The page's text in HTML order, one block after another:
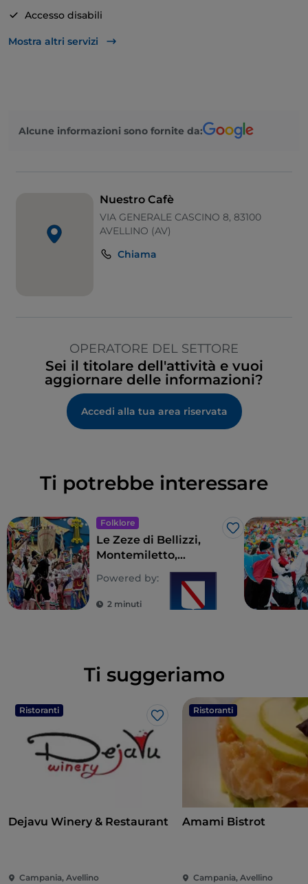
Accesso disabili
Apple Pay
Mostra altri servizi
Alcune informazioni sono fornite da:
Nuestro Cafè
VIA GENERALE CASCINO 8, 83100
AVELLINO (AV)
Chiama
OPERATORE DEL SETTORE
Sei il titolare dell'attività e vuoi
aggiornare delle informazioni?
Accedi alla tua area riservata
Ti potrebbe interessare
Folklore
Like
Le Zeze di Bellizzi,
Montemiletto,
Mercogliano: teatro
popolare e patrimonio
Powered by:
2 minuti
Ti suggeriamo
Ristoranti
Like
Dejavu Winery & Restaurant
Campania, Avellino
Ristoranti
Amami Bistrot
Campania, Avellino